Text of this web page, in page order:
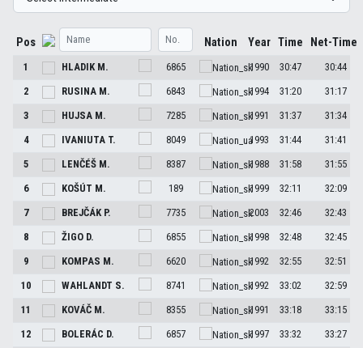
Pos Nation Year Time Net-Time
1 HLADIK M. 6865 1990 30:47
30:44
2
RUSINA M. 6843 1994 31:20
31:17
3
HUJSA M. 7285 1991 31:37
31:34
4
IVANIUTA T. 8049 1993 31:44
31:41
5
LENČÉŠ M. 8387 1988 31:58
31:55
6
KOŠÚT M. 189 1999 32:11
32:09
7
BREJČÁK P. 7735 2003 32:46
32:43
8
ŽIGO D. 6855 1998 32:48
32:45
9
KOMPAS M. 6620 1992 32:55
32:51
10
WAHLANDT S. 8741 1992 33:02
32:59
11
KOVÁČ M. 8355 1991 33:18
33:15
12
BOLERÁC D. 6857 1997 33:32
33:27